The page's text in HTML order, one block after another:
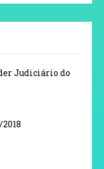
Judiciário do